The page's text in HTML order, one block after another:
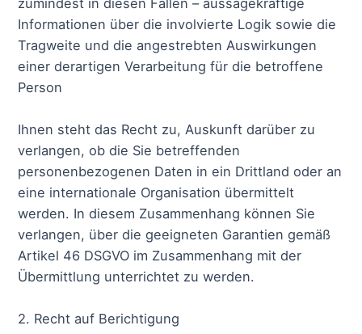
Informationen über die involvierte Logik sowie die
Tragweite und die angestrebten Auswirkungen
einer derartigen Verarbeitung für die betroffene
Person
Ihnen steht das Recht zu, Auskunft darüber zu
verlangen, ob die Sie betreffenden
personenbezogenen Daten in ein Drittland oder an
eine internationale Organisation übermittelt
werden. In diesem Zusammenhang können Sie
verlangen, über die geeigneten Garantien gemäß
Artikel 46 DSGVO im Zusammenhang mit der
Übermittlung unterrichtet zu werden.
2. Recht auf Berichtigung